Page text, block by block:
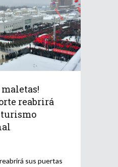
maletas!
reabrirá
turismo
sus puertas